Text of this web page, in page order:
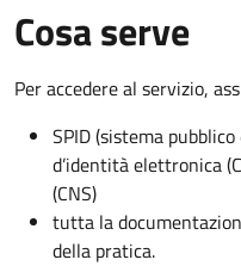
Cosa serve
Per accedere al servizio,
SPID (sistema
d’identità elettronica
(CNS)
tutta la
della pratica.